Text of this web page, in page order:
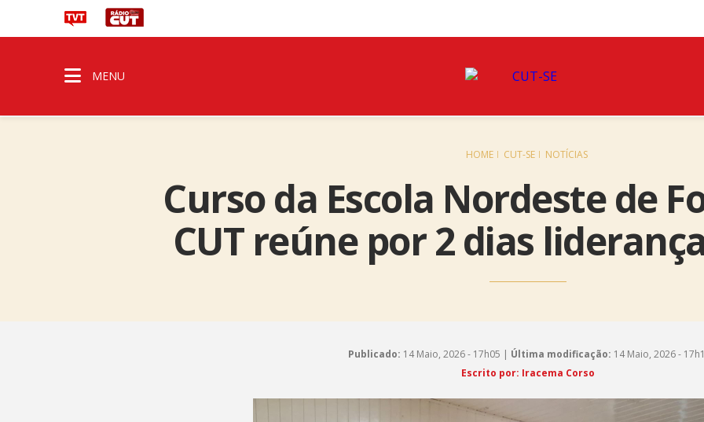
MENU
HOME CUT-SE NOTÍCIAS
Curso da Escola Nordeste de
CUT reúne por 2 dias
Publicado: 14 Maio, 2026 - 17h05 | Última modificação: 14 Maio, 2026 -
Escrito por: Iracema Corso